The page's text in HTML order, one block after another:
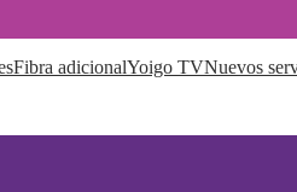
Fibra adicionalYoigo TVNuevos